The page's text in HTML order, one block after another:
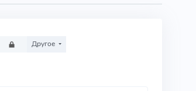
Другое